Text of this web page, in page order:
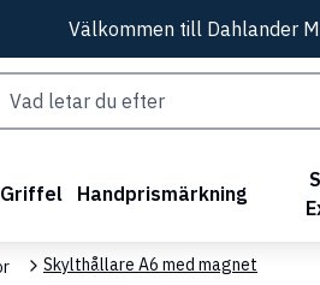
Välkommen till Dahlander
Griffel Handprismärkning
Skylthållare A6 med magnet